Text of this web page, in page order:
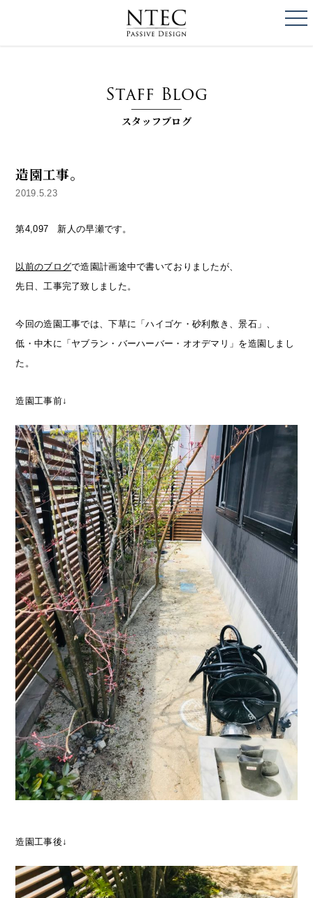
Staff Blog
スタッフブログ
造園工事。
2019.5.23
第4,097 新人の早瀬です。
以前のブログで造園計画途中で書いておりましたが、
先日、工事完了致しました。
今回の造園工事では、下草に「ハイゴケ・砂利敷き、景石」、
低・中木に「ヤブラン・バーハーバー・オオデマリ」を造園しまし
た。
造園工事前↓
造園工事後↓